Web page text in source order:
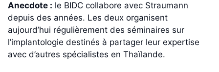
Anecdote : le BIDC collabore avec Straumann
depuis des années. Les deux organisent
aujourd’hui régulièrement des séminaires sur
l’implantologie destinés à partager leur expertise
avec d’autres spécialistes en Thaïlande.